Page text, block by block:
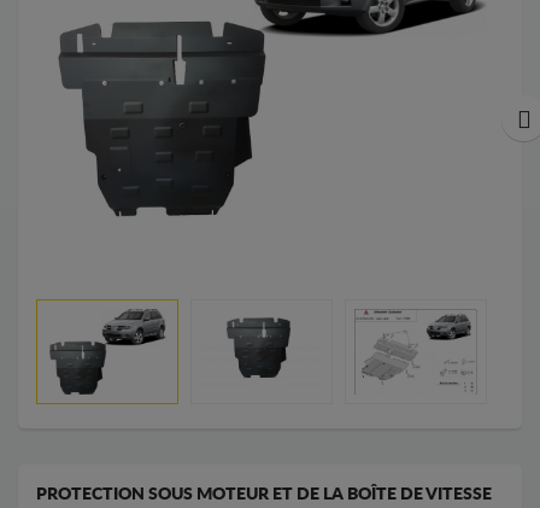
PROTECTION SOUS MOTEUR ET DE LA BOÎTE DE VITESSE